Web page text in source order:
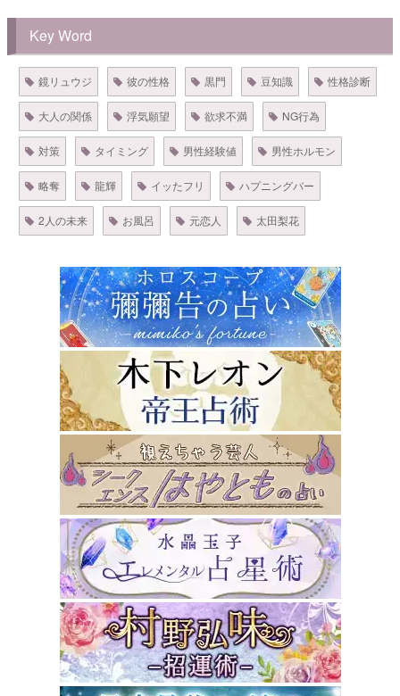
Key Word
鏡リュウジ 彼の性格 黒門 豆知識 性格診断
大人の関係 浮気願望 欲求不満 NG行為
対策 タイミング 男性経験値 男性ホルモン
略奪 龍輝 イッたフリ ハプニングバー
2人の未来 お風呂 元恋人 太田梨花